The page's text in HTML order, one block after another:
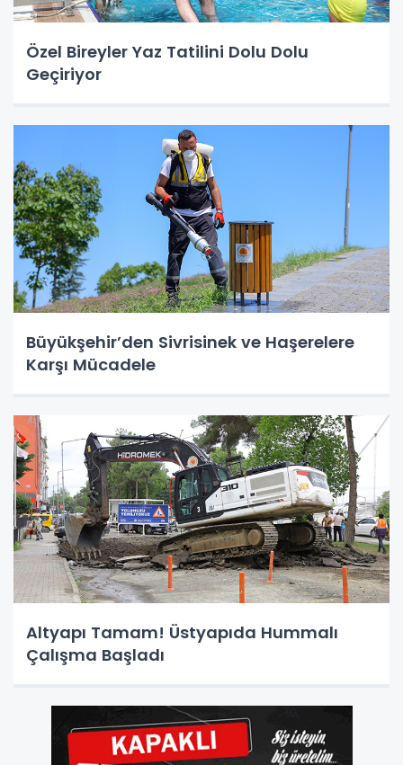
Özel Bireyler Yaz Tatilini Dolu Dolu
Geçiriyor
Büyükşehir’den Sivrisinek ve Haşerelere
Karşı Mücadele
Altyapı Tamam! Üstyapıda Hummalı
Çalışma Başladı